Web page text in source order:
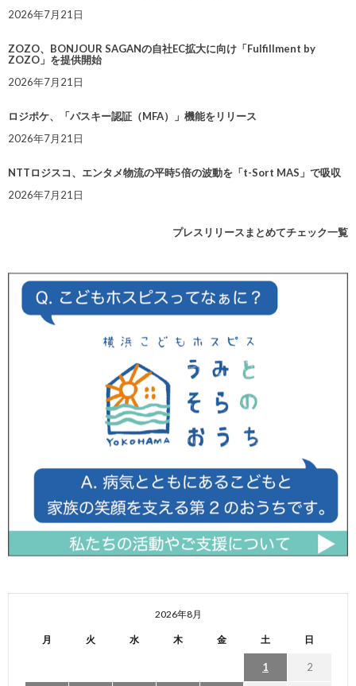
2026年7月21日
ZOZO、BONJOUR SAGANの自社EC拡大に向け「Fulfillment by
ZOZO」を提供開始
2026年7月21日
ロジポケ、「パスキー認証（MFA）」機能をリリース
2026年7月21日
NTTロジスコ、エンタメ物流の平時5倍の波動を「t-Sort MAS」で吸収
2026年7月21日
プレスリリースまとめてチェック一覧
2026年8月
月 火 水 木 金 土 日
1 2